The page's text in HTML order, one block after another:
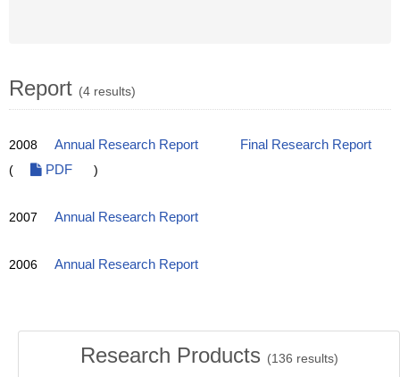
Report (4 results)
2008 Annual Research Report
Final Research Report
(
PDF )
2007 Annual Research Report
2006 Annual Research Report
Research Products (136 results)